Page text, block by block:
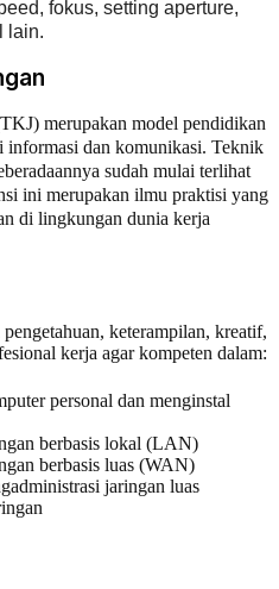
fokus, setting aperture,
lain.
merupakan model pendidikan
informasi dan komunikasi. Teknik
sudah mulai terlihat
ini merupakan ilmu praktisi yang
di lingkungan dunia kerja
keterampilan, kreatif,
kerja agar kompeten dalam:
personal dan menginstal
berbasis lokal (LAN)
berbasis luas (WAN)
jaringan luas